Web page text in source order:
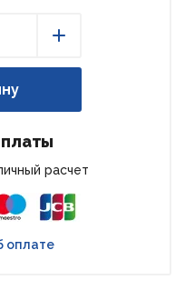
расчет
оплате